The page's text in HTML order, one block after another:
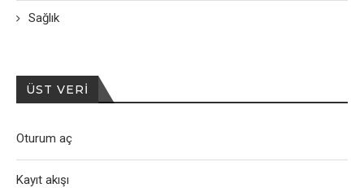
Sağlık
ÜST VERI
Oturum aç
Kayıt akışı